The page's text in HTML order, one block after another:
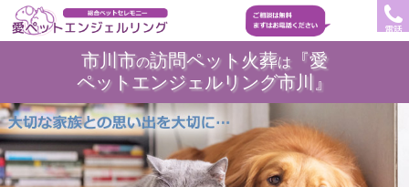
電話
市川市の訪問ペット火葬は
『愛
ペットエンジェルリング市川』